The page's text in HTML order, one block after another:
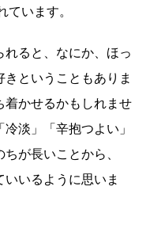
ています。
れると、なにか、ほっ
ということもありま
着かせるかもしれませ
淡」「辛抱つよい」
が長いことから、
いいるように思いま